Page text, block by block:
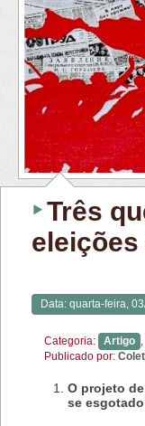
Três
eleições
Data: quarta-feira,
Categoria: Artigo
Publicado por:
O projeto
se